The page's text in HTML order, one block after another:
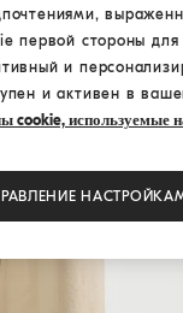
первой стороны
и
и активен в
cookie, используемые